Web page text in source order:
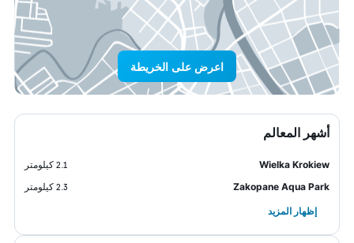
اعرض على الخريطة
أشهر المعالم
Wielka Krokiew
2.1 كيلومتر
Zakopane Aqua Park
2.3 كيلومتر
إظهار المزيد